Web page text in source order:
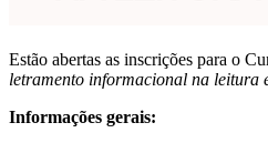
Estão abertas as inscrições para o
letramento informacional na leitura
Informações gerais: